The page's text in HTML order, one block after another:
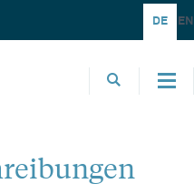
DE EN